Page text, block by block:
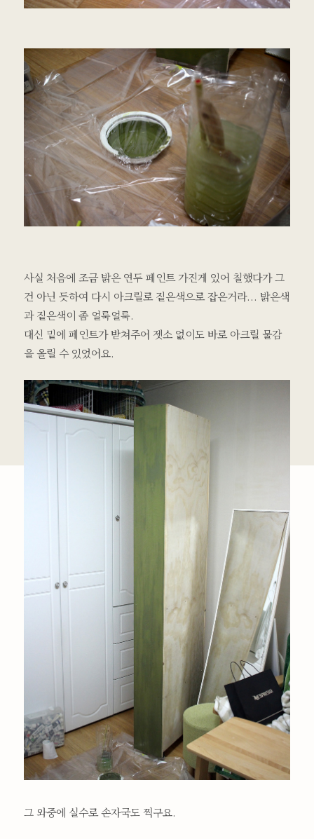
사실 처음에 조금 밝은 연두 페인트 가진게 있어 칠했다가 그
건 아닌 듯하여 다시 아크릴로 짙은색으로 잡은거라... 밝은색
과 짙은색이 좀 얼룩얼룩.
대신 밑에 페인트가 받쳐주어 젯소 없이도 바로 아크릴 물감
을 올릴 수 있었어요.
그 와중에 실수로 손자국도 찍구요.